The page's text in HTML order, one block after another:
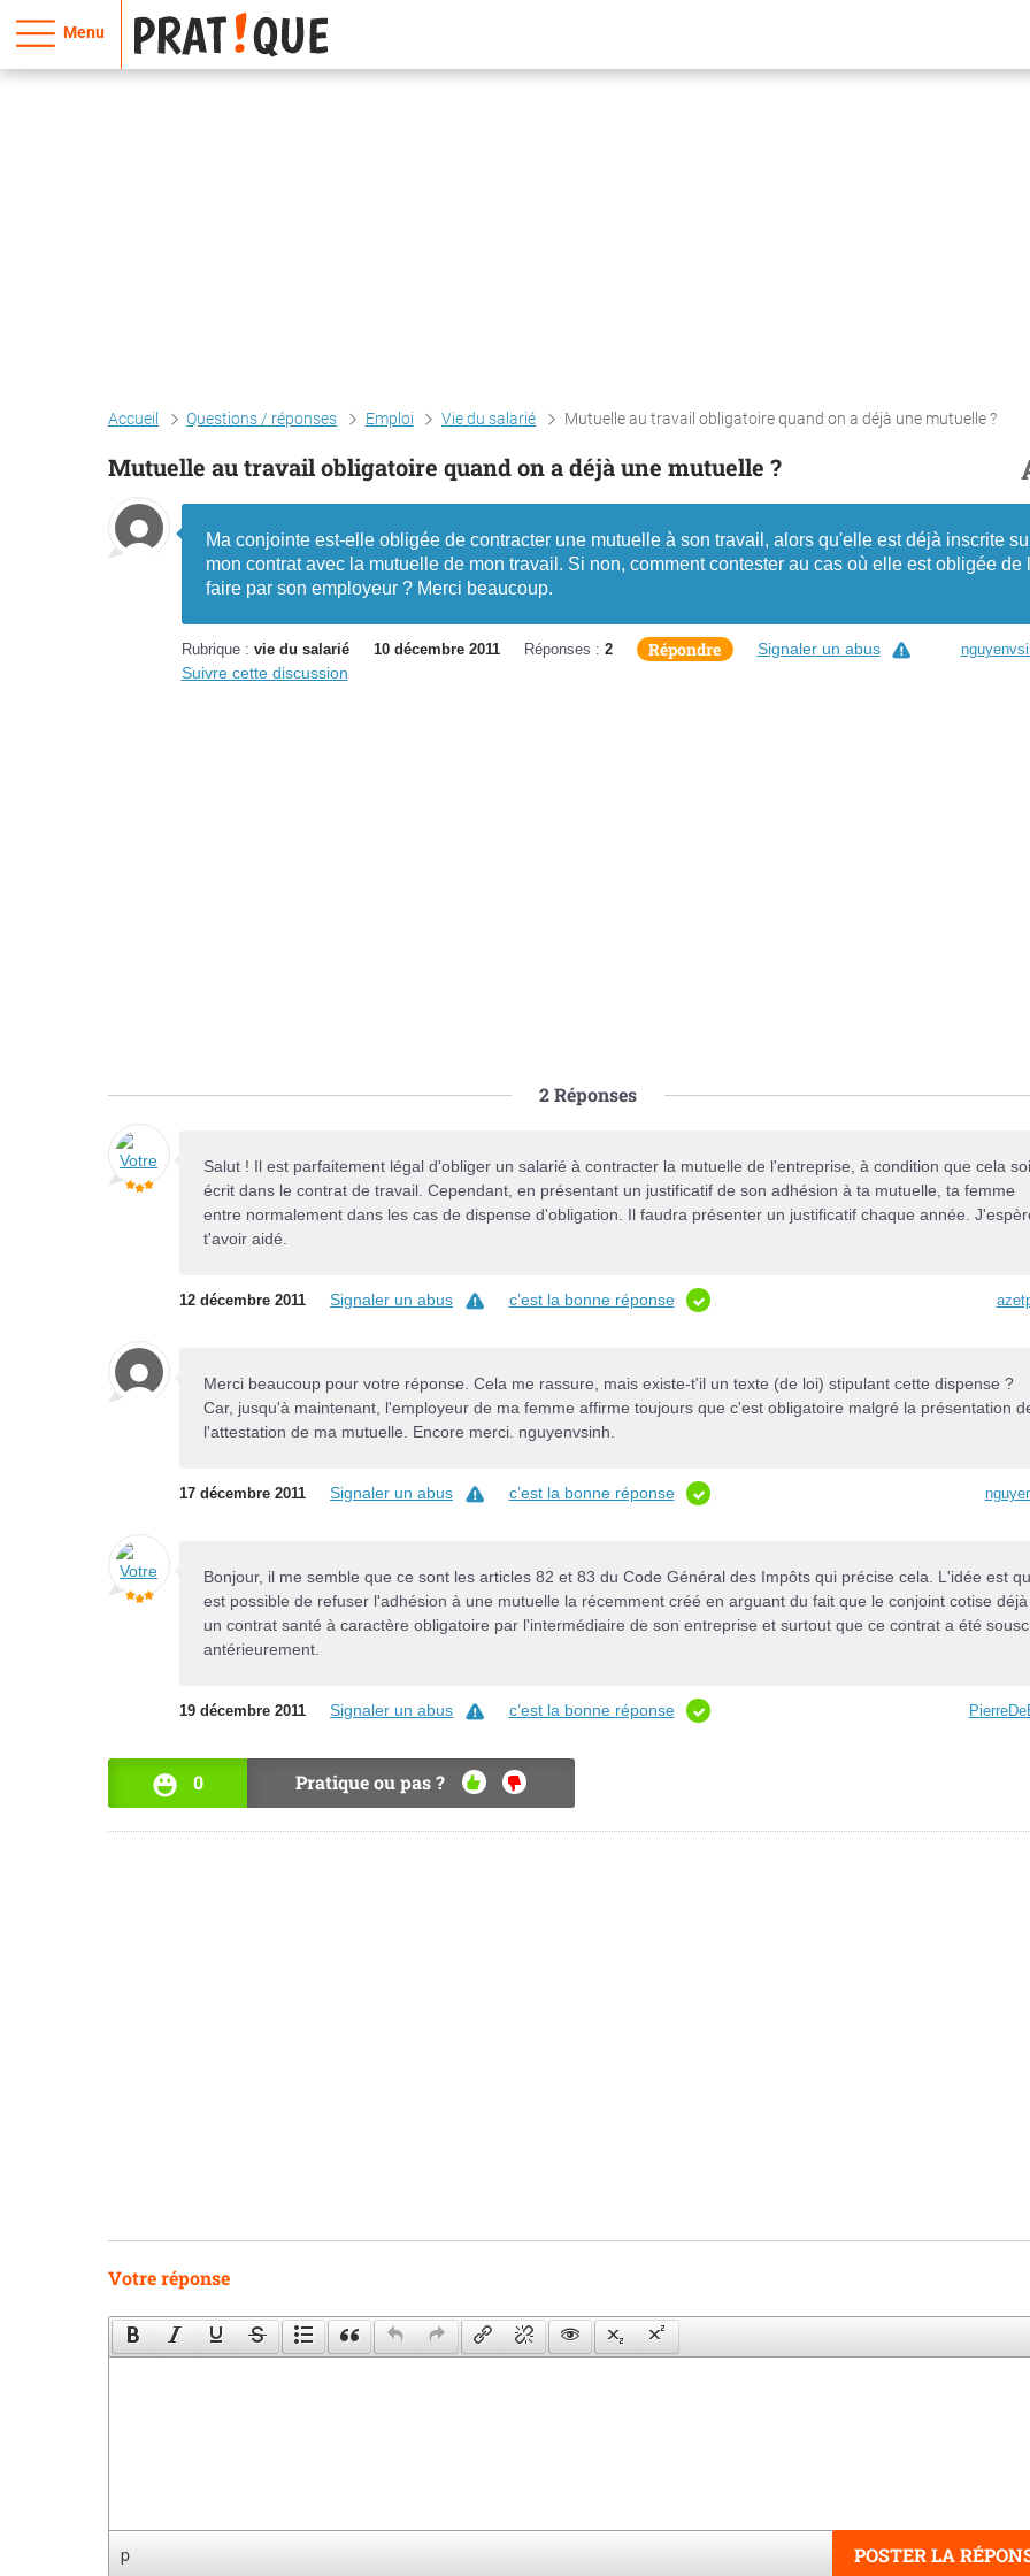
Menu
Accueil Questions / réponses Emploi Vie du salarié Mutuelle au travail obligatoire quand on a déjà une mutuelle ?
Mutuelle au travail obligatoire quand on a déjà une mutuelle ?
Ma conjointe est-elle obligée de contracter une mutuelle à son travail, alors qu'elle est déjà inscrite
mon contrat avec la mutuelle de mon travail. Si non, comment contester au cas où elle est obligée de
faire par son employeur ? Merci beaucoup.
Rubrique : vie du salarié 10 décembre 2011 Réponses : 2 Répondre
Signaler un abus
Suivre cette discussion
2Réponses
Salut ! Il est parfaitement légal d'obliger un salarié à contracter la mutuelle de l'entreprise, à condition que cela
écrit dans le contrat de travail. Cependant, en présentant un justificatif de son adhésion à ta mutuelle, ta femme
entre normalement dans les cas de dispense d'obligation. Il faudra présenter un justificatif chaque année.
t'avoir aidé.
12 décembre 2011 Signaler un abus c’est la bonne réponse
Merci beaucoup pour votre réponse. Cela me rassure, mais existe-t'il un texte (de loi) stipulant cette dispense ?
Car, jusqu'à maintenant, l'employeur de ma femme affirme toujours que c'est obligatoire malgré la présentation
l'attestation de ma mutuelle. Encore merci. nguyenvsinh.
17 décembre 2011 Signaler un abus c’est la bonne réponse
Bonjour, il me semble que ce sont les articles 82 et 83 du Code Général des Impôts qui précise cela. L'idée est
est possible de refuser l'adhésion à une mutuelle la récemment créé en arguant du fait que le conjoint cotise déjà
un contrat santé à caractère obligatoire par l'intermédiaire de son entreprise et surtout que ce contrat a été
antérieurement.
19 décembre 2011 Signaler un abus c’est la bonne réponse
0 Pratique ou pas ?
OUI NON
Votre réponse
p POSTER LA